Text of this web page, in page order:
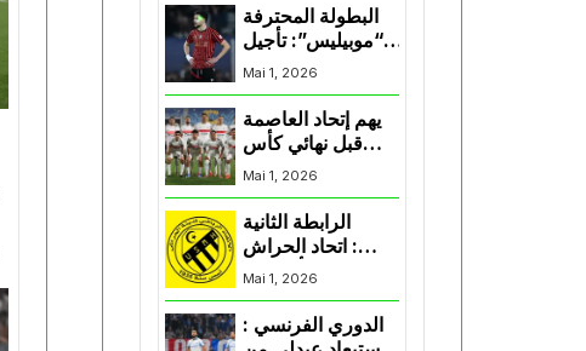
البطولة المحترفة
“موبيليس”: تأجيل
مباراة إتحاد
العاصمة وأتلتيك
بارادو
Mai 1, 2026
يهم إتحاد العاصمة
قبل نهائي كأس
اكاف : الزمالك
يسقط بثلاثية أمام
Mai 1, 2026
الرابطة الثانية
: اتحاد الحراش
يحسم التأهل إلى
“البلاي أوف”
Mai 1, 2026
الدوري الفرنسي :